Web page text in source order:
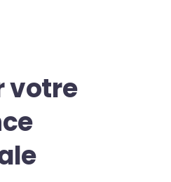
votre